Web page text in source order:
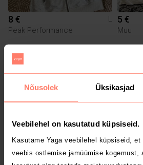
Nõusolek Üksikasjad
Veebilehel on kasutatud küpsiseid.
Kasutame Yaga veebilehel küpsiseid,
veebis ostlemise jamüümise kogemust,
8 €
L
Peak Performance
5 €
Muu